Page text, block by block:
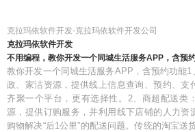
克拉玛依软件开发-克拉玛依软件开发公司
克拉玛依软件开发
不用编程，教你开发一个同城生活服务APP，含预
教你开发一个同城生活服务APP，含预约功能
政、家洁资源，提供线上信息查询、预约、支
齐聚一个平台，更有选择性。2、商超配送类
源，提供订购服务，并利用线下店铺的人力资
购物解决“后1公里”的配送问题。传统的淘宝送